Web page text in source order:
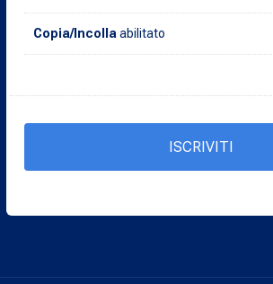
Copia/Incollaabilitato
ISCRIVITI